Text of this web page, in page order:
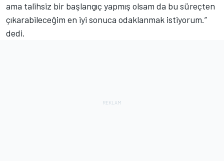
ama talihsiz bir başlangıç yapmış olsam da bu süreçten
çıkarabileceğim en iyi sonuca odaklanmak istiyorum.”
dedi.